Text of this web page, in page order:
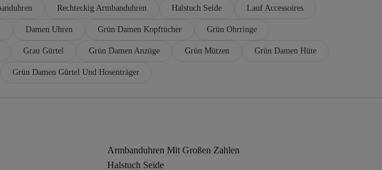
Rechteckig Armbanduhren Halstuch Seide Lauf Accessoires
Damen Uhren Grün Damen Kopftücher Grün Ohrringe
Grau Gürtel Grün Damen Anzüge Grün Mützen Grün Damen Hüte
Grün Damen Gürtel Und Hosenträger
Armbanduhren Mit Großen Zahlen
Halstuch Seide